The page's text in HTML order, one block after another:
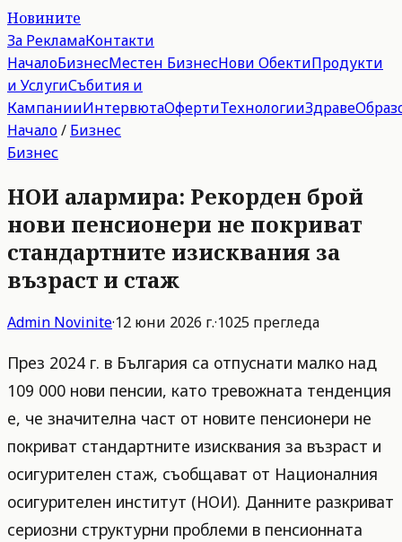
Новините
За РекламаКонтакти
НачалоБизнесМестен БизнесНови ОбектиПродукти
и УслугиСъбития и
КампанииИнтервютаОфертиТехнологииЗдраве
Начало/ Бизнес
Бизнес
НОИ алармира: Рекорден брой
нови пенсионери не покриват
стандартните изисквания за
възраст и стаж
Admin Novinite·12 юни 2026 г.·1025 прегледа
През 2024 г. в България са отпуснати малко над
109 000 нови пенсии, като тревожната тенденция
е, че значителна част от новите пенсионери не
покриват стандартните изисквания за възраст и
осигурителен стаж, съобщават от Националния
осигурителен институт (НОИ). Данните разкриват
сериозни структурни проблеми в пенсионната